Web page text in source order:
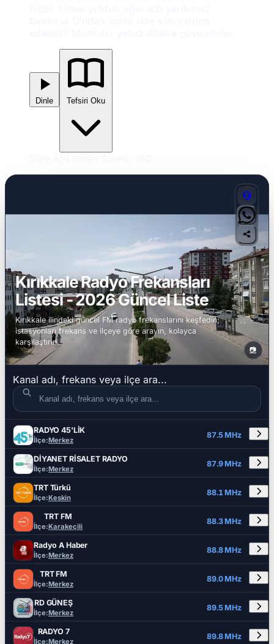
Dinle
📷
Kırıkkale Radyo Frekansları
Listesi - 2026 Güncel Liste
Kırıkkale ilindeki güncel FM radyo frekanslarını keşfedin;
istasyonları frekans ve ilçeye göre arayın, kolayca
karşılaştırın.
Kanal adı, frekans veya ilçe ara...
RADYO ADI
RADYO 45'LİK
İlçe:Merkez
87.5 MHz
DİYANET RİSALET RADYO
İlçe:Merkez
87.9 MHz
TRT Türkü
İlçe:Keskin
88.1 MHz
TRT FM
İlçe:Karakeçili
88.3 MHz
Radyo A Haber
İlçe:Merkez
88.8 MHz
TRT FM
İlçe:Merkez
89.0 MHz
RD GÜNEŞ
İlçe:Merkez
89.5 MHz
RADYO 7
İlçe:Merkez
89.8 MHz